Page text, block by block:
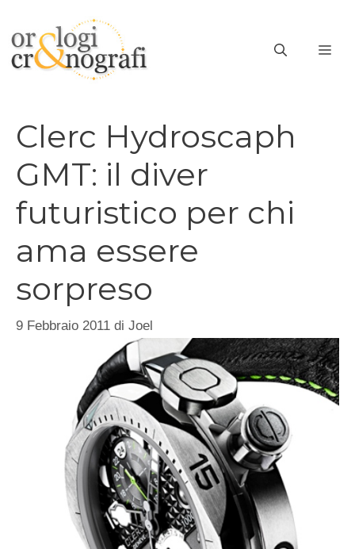
contenuto
Clerc Hydroscaph
GMT: il diver
futuristico per chi
ama essere
sorpreso
9 Febbraio 2011 di Joel